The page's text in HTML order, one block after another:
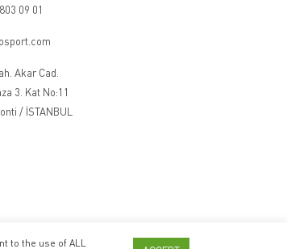
09 01
Akar Cad.
3. Kat No:11
/ İSTANBUL
to the use of ALL